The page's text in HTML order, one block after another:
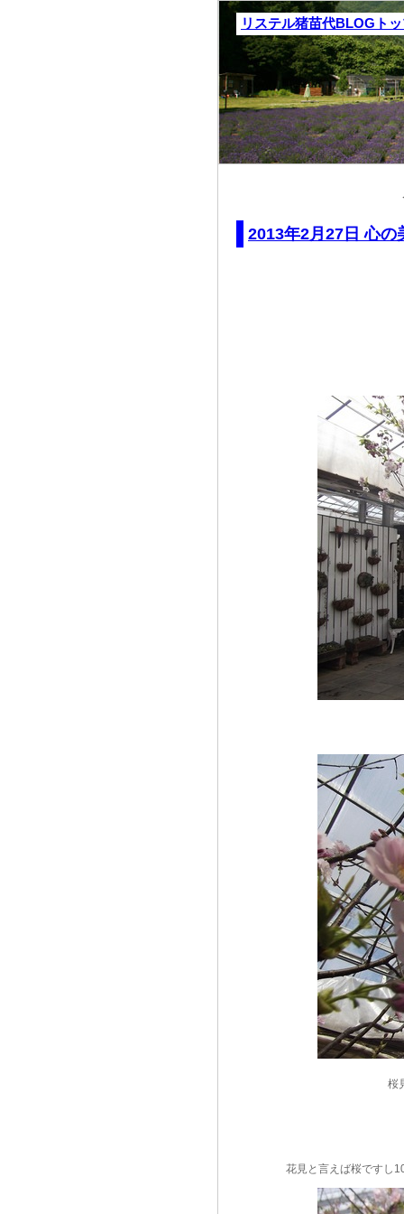
リステル猪苗代BLOGト
2013年2月27日 心
桜
花見と言えば桜ですし